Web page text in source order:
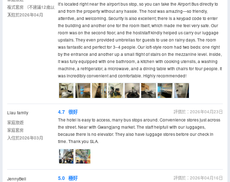
複式套房 （不建議12歲以
下）
入住於2026年04月
it’s located right near the airport bus stop, so you can take the Airport Bus directly to
and from the property without any hassle. The host was amazing—so friendly,
attentive, and welcoming. Security is also excellent; there is a keypad code to enter
the building and another one for the room itself, which made me feel very safe. Our
room was on the second floor, and the host/staff kindly helped us carry our luggage
upstairs. They even provided umbrellas for guests to use on rainy days. The room
was fantastic and perfect for 3–4 people. Our loft-style room had two beds: one right
by the entrance and another up a small flight of stairs on the mezzanine level. Inside,
it was fully equipped with one bathroom, a kitchen with cooking utensils, a washing
machine, a refrigerator, a microwave, and a dining table with chairs for four people. It
was incredibly convenient and comfortable. Highly recommended!
Liau family
家庭旅遊
家庭套房
入住於2026年03月
4.7 很好
評價於：2026年04月23日
The hotel is easy to access, many bus stops around. Convenience stores just across
the street. Near with Gwangjang market. The staff helpfull with our luggages,
because there is no elevator. They also have luggage stores before our check in
time. Thank you SLA.
JennyBell
5.0 極好
評價於：2026年04月16日